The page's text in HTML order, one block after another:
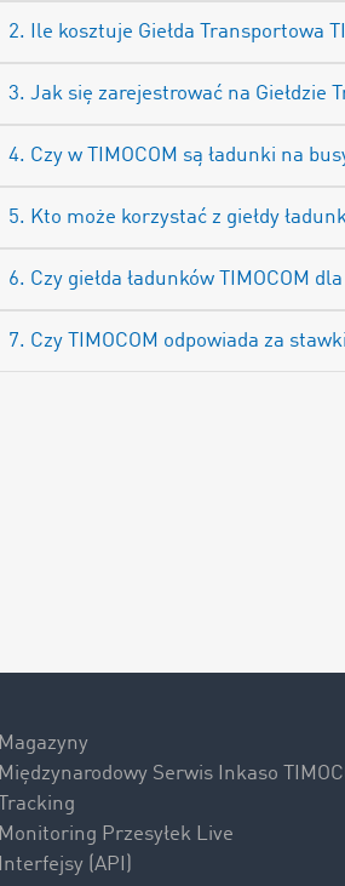
2. Ile kosztuje Giełda Transportowa
3. Jak się zarejestrować na Giełdzie
4. Czy w TIMOCOM są ładunki na
5. Kto może korzystać z giełdy
6. Czy giełda ładunków TIMOCOM
7. Czy TIMOCOM odpowiada za
Magazyny
Międzynarodowy Serwis Inkaso
Tracking
Monitoring Przesyłek Live
Interfejsy (API)